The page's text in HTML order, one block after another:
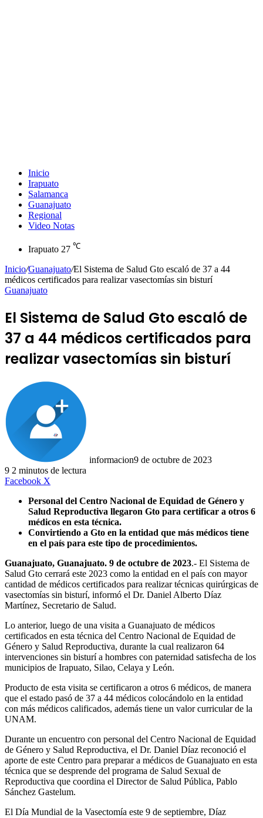
Inicio
Irapuato
Salamanca
Guanajuato
Regional
Video Notas
Irapuato 27 ℃
Inicio/Guanajuato/El Sistema de Salud Gto escaló de 37 a 44
médicos certificados para realizar vasectomías sin bisturí
Guanajuato
El Sistema de Salud Gto escaló de
37 a 44 médicos certificados para
realizar vasectomías sin bisturí
informacion9 de octubre de 2023
9 2 minutos de lectura
Facebook X
Personal del Centro Nacional de Equidad de Género y
Salud Reproductiva llegaron Gto para certificar a otros 6
médicos en esta técnica.
Convirtiendo a Gto en la entidad que más médicos tiene
en el país para este tipo de procedimientos.
Guanajuato, Guanajuato. 9 de octubre de 2023.- El Sistema de
Salud Gto cerrará este 2023 como la entidad en el país con mayor
cantidad de médicos certificados para realizar técnicas quirúrgicas de
vasectomías sin bisturí, informó el Dr. Daniel Alberto Díaz
Martínez, Secretario de Salud.
Lo anterior, luego de una visita a Guanajuato de médicos
certificados en esta técnica del Centro Nacional de Equidad de
Género y Salud Reproductiva, durante la cual realizaron 64
intervenciones sin bisturí a hombres con paternidad satisfecha de los
municipios de Irapuato, Silao, Celaya y León.
Producto de esta visita se certificaron a otros 6 médicos, de manera
que el estado pasó de 37 a 44 médicos colocándolo en la entidad
con más médicos calificados, además tiene un valor curricular de la
UNAM.
Durante un encuentro con personal del Centro Nacional de Equidad
de Género y Salud Reproductiva, el Dr. Daniel Díaz reconoció el
aporte de este Centro para preparar a médicos de Guanajuato en esta
técnica que se desprende del programa de Salud Sexual de
Reproductiva que coordina el Director de Salud Pública, Pablo
Sánchez Gastelum.
El Día Mundial de la Vasectomía este 9 de septiembre, Díaz